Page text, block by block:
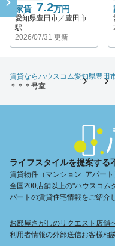
家賃 7.2万円
愛知県豊田市／豊田市
駅
2026/07/31 更新
賃貸ならハウスコム愛知県豊田
＊＊＊号室
ライフスタイルを提案する
賃貸物件（マンション･アパー
全国200店舗以上の"ハウスコム
パートの賃貸住宅情報をご紹介
お部屋さがしのリクエスト 店舗
利用者情報の外部送信お客様相